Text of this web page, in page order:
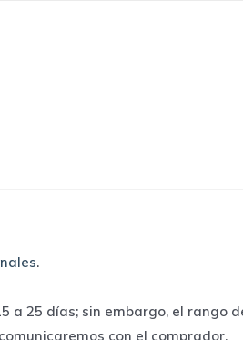
.
a 25 días; sin embargo, el rango
con el comprador.